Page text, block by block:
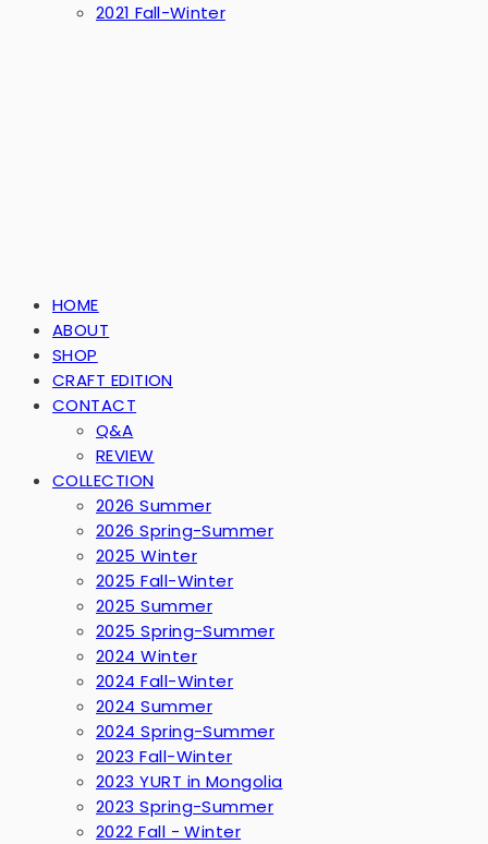
2021 Fall-Winter
HOME
ABOUT
SHOP
CRAFT EDITION
CONTACT
Q&A
REVIEW
COLLECTION
2026 Summer
2026 Spring-Summer
2025 Winter
2025 Fall-Winter
2025 Summer
2025 Spring-Summer
2024 Winter
2024 Fall-Winter
2024 Summer
2024 Spring-Summer
2023 Fall-Winter
2023 YURT in Mongolia
2023 Spring-Summer
2022 Fall - Winter